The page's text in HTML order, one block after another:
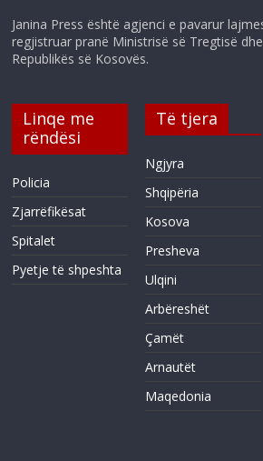
Janina Press është agjenci e pavarur
regjistruar pranë Ministrisë së Tregtisë
Republikës së Kosovës.
Linqe me
rëndësi
Policia
Zjarrëfikësat
Spitalet
Pyetje të shpeshta
Të tjera
Ngjyra
Shqipëria
Kosova
Presheva
Ulqini
Arbëreshët
Çamët
Arnautët
Maqedonia